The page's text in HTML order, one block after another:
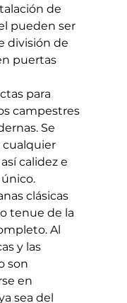
de
pueden ser
división de
puertas
para
campestres
Se
calidez e
clásicas
tenue de la
Al
y las
son
en
sea del